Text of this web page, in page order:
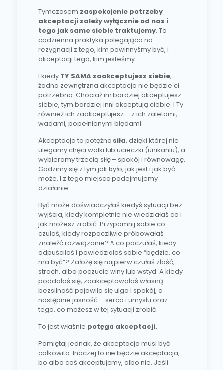
Tymczasem zaspokojenie potrzeby
akceptacji zależy wyłącznie od nas i
tego jak same siebie traktujemy. To
codzienna praktyka polegająca na
rezygnacji z tego, kim powinnyśmy być, i
akceptacji tego, kim jesteśmy.
I kiedy TY SAMA zaakceptujesz siebie,
żadna zewnętrzna akceptacja nie będzie ci
potrzebna. Chociaż im bardziej akceptujesz
siebie, tym bardziej inni akceptują ciebie. I Ty
również ich zaakceptujesz – z ich zaletami,
wadami, popełnionymi błędami.
Akceptacja to potężna siła, dzięki której nie
ulegamy chęci walki lub ucieczki (unikaniu), a
wybieramy trzecią siłę – spokój i równowagę.
Godzimy się z tym jak było, jak jest i jak być
może. I z tego miejsca podejmujemy
działanie.
Być może doświadczyłaś kiedyś sytuacji bez
wyjścia, kiedy kompletnie nie wiedziałaś co i
jak możesz zrobić. Przypomnij sobie co
czułaś, kiedy rozpaczliwie próbowałaś
znaleźć rozwiązanie? A co poczułaś, kiedy
odpuściłaś i powiedziałaś sobie “będzie, co
ma być”? Założę się najpierw czułaś złość,
strach, albo poczucie winy lub wstyd. A kiedy
poddałaś się, zaakceptowałaś własną
bezsilność pojawiła się ulga i spokój, a
następnie jasność – serca i umysłu oraz
tego, co możesz w tej sytuacji zrobić.
To jest właśnie potęga akceptacji.
Pamiętaj jednak, że akceptacja musi być
całkowita. Inaczej to nie będzie akceptacja,
bo albo coś akceptujemy, albo nie. Jeśli